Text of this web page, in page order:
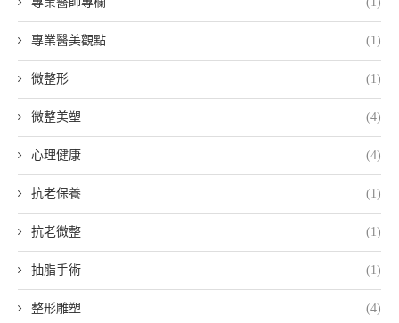
專業醫美觀點 (1)
微整形 (1)
微整美塑 (4)
心理健康 (4)
抗老保養 (1)
抗老微整 (1)
抽脂手術 (1)
整形雕塑 (4)